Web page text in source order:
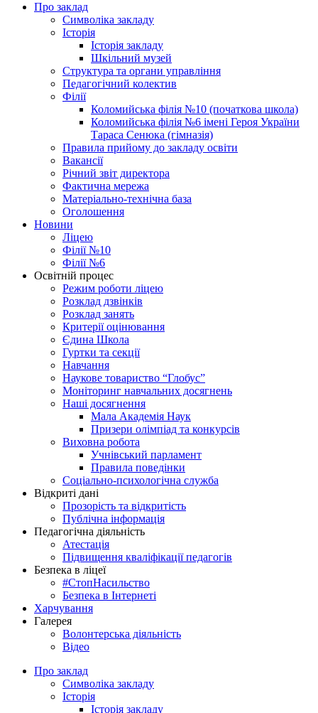
Про заклад
Символіка закладу
Історія
Історія закладу
Шкільний музей
Структура та органи управління
Педагогічний колектив
Філії
Коломийська філія №10 (початкова школа)
Коломийська філія №6 імені Героя України
Тараса Сенюка (гімназія)
Правила прийому до закладу освіти
Вакансії
Річний звіт директора
Фактична мережа
Матеріально-технічна база
Оголошення
Новини
Ліцею
Філії №10
Філії №6
Освітній процес
Режим роботи ліцею
Розклад дзвінків
Розклад занять
Критерії оцінювання
Єдина Школа
Гуртки та секції
Навчання
Наукове товариство “Глобус”
Моніторинг навчальних досягнень
Наші досягнення
Мала Академія Наук
Призери олімпіад та конкурсів
Виховна робота
Учнівський парламент
Правила поведінки
Соціально-психологічна служба
Відкриті дані
Прозорість та відкритість
Публічна інформація
Педагогічна діяльність
Атестація
Підвищення кваліфікації педагогів
Безпека в ліцеї
#СтопНасильство
Безпека в Інтернеті
Харчування
Галерея
Волонтерська діяльність
Відео
Про заклад
Символіка закладу
Історія
Історія закладу